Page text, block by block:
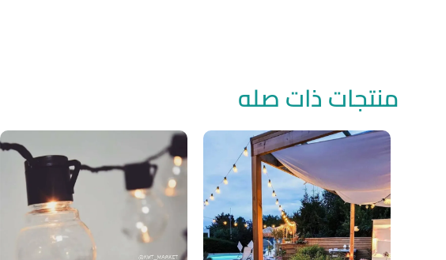
منتجات ذات صله